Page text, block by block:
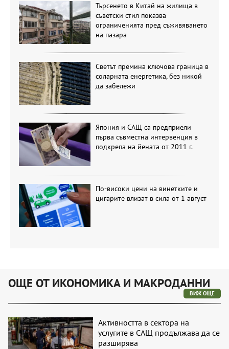
Търсенето в Китай на жилища в
съветски стил показва
ограниченията пред съживяването
на пазара
Светът премина ключова граница в
соларната енергетика, без никой
да забележи
Япония и САЩ са предприели
първа съвместна интервенция в
подкрепа на йената от 2011 г.
По-високи цени на винетките и
цигарите влизат в сила от 1 август
ОЩЕ ОТ ИКОНОМИКА И МАКРОДАННИ
ВИЖ ОЩЕ
Активността в сектора на
услугите в САЩ продължава да се
разширява